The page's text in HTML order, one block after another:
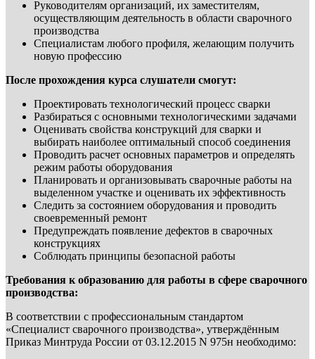
Руководителям организаций, их заместителям,
осуществляющим деятельность в области сварочного
производства
Специалистам любого профиля, желающим получить
новую профессию
После прохождения курса слушатели смогут:
Проектировать технологический процесс сварки
Разбираться с основными технологическими задачами
Оценивать свойства конструкций для сварки и
выбирать наиболее оптимальный способ соединения
Проводить расчет основных параметров и определять
режим работы оборудования
Планировать и организовывать сварочные работы на
выделенном участке и оценивать их эффективность
Следить за состоянием оборудования и проводить
своевременный ремонт
Предупреждать появление дефектов в сварочных
конструкциях
Соблюдать принципы безопасной работы
Требования к образованию для работы в сфере сварочного
производства:
В соответствии с профессиональным стандартом
«Специалист сварочного производства», утверждённым
Приказ Минтруда России от 03.12.2015 N 975н необходимо: